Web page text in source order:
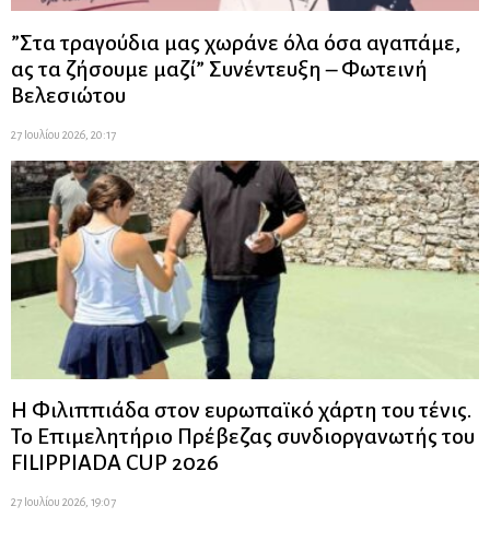
”Στα τραγούδια μας χωράνε όλα όσα αγαπάμε,
ας τα ζήσουμε μαζί” Συνέντευξη – Φωτεινή
Βελεσιώτου
27 Ιουλίου 2026, 20:17
Η Φιλιππιάδα στον ευρωπαϊκό χάρτη του τένις.
Το Επιμελητήριο Πρέβεζας συνδιοργανωτής του
FILIPPIADA CUP 2026
27 Ιουλίου 2026, 19:07